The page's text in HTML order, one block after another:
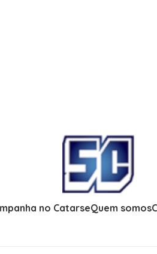
no CatarseQuem somos